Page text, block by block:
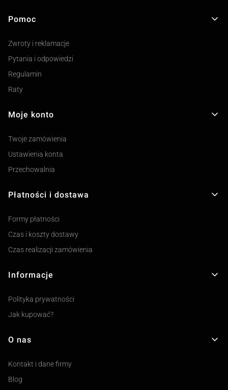
Linki w stopce
Pomoc
Zwroty i reklamacje
Pytania i odpowiedzi
Regulamin
Raty
Moje konto
Twoje zamówienia
Ustawienia konta
Przechowalnia
Płatności i dostawa
Formy płatności
Czas i koszty dostawy
Czas realizacji zamówienia
Informacje
Polityka prywatności
Jak kupować?
O nas
Kontakt i dane firmy
Blog